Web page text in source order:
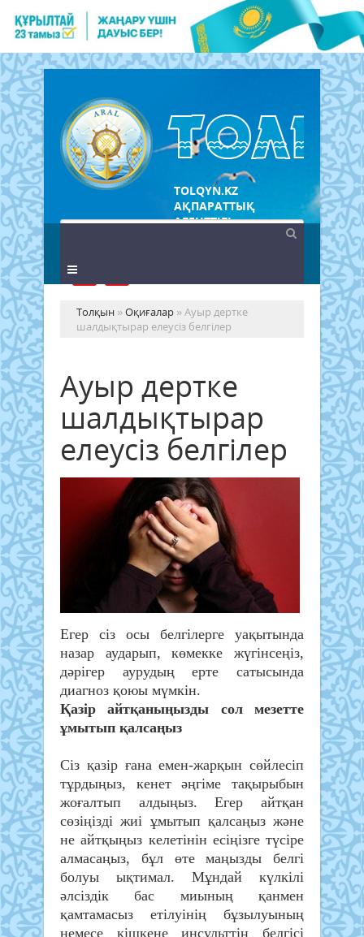
TOLQYN.KZ
АҚПАРАТТЫҚ
АГЕНТТІГІ
Толқын »Оқиғалар » Ауыр дертке
шалдықтырар елеусіз белгілер
Ауыр дертке
шалдықтырар
елеусіз белгілер
Егер сіз осы белгілерге уақытында
назар аударып, көмекке жүгінсеңіз,
дәрігер аурудың ерте сатысында
диагноз қоюы мүмкін.
Қазір айтқаныңызды сол мезетте
ұмытып қалсаңыз
Сіз қазір ғана емен-жарқын сөйлесіп
тұрдыңыз, кенет әңгіме тақырыбын
жоғалтып алдыңыз. Егер айтқан
сөзіңізді жиі ұмытып қалсаңыз және
не айтқыңыз келетінін есіңізге түсіре
алмасаңыз, бұл өте маңызды белгі
болуы ықтимал. Мұндай күлкілі
әлсіздік бас миының қанмен
қамтамасыз етілуінің бұзылуының
немесе кішкене инсульттің белгісі